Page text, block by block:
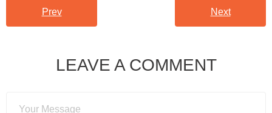
Prev Next
LEAVE A COMMENT